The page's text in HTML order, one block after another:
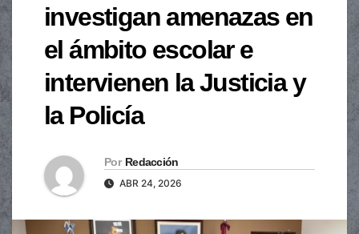
investigan amenazas en
el ámbito escolar e
intervienen la Justicia y
la Policía
Por Redacción
ABR 24, 2026